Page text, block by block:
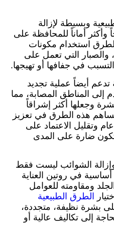
وبسيطة لإزالة
وأكثر أماناً للمحافظة على
استخدام مكونات
والصبار التي تعمل على
في جفافها أو تهيجها.
أيضاً عملية تجديد
إلى المناطق المصابة، مما
وجعلها أكثر إشراقاً
هذه الطرق في تعزيز
وتقليل الاعتماد على
تكون ضارة على المدى
وإزالة الشوائب ليست فقط
في روتين العناية
ومقاومته للعوامل
الطرق الطبيعية
بشرة نظيفة، متجددة،
إلى تكاليف عالية أو